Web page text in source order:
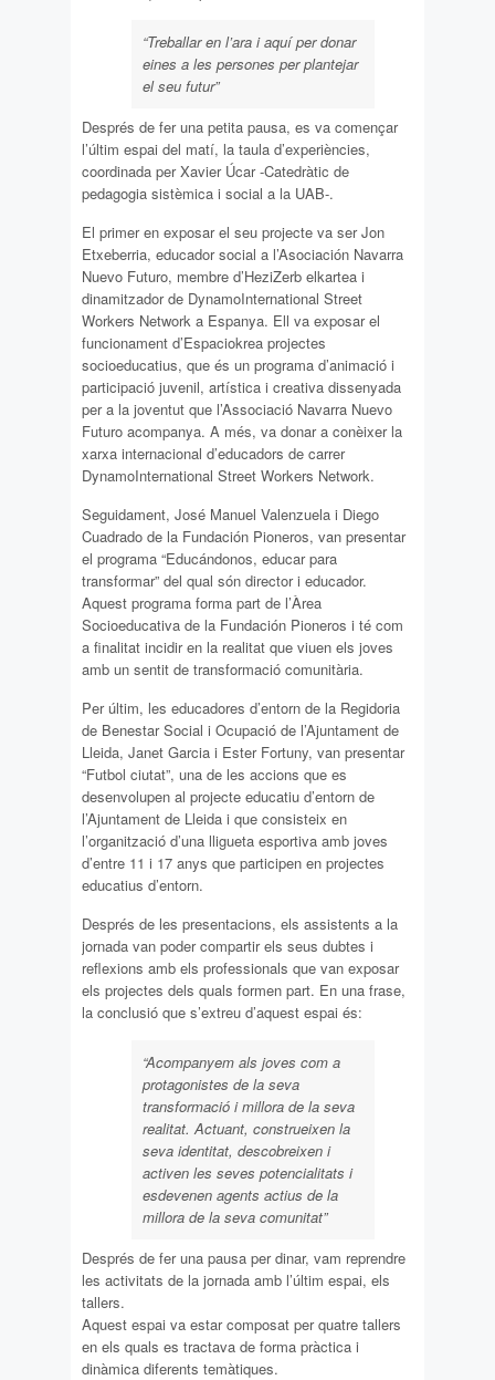
“Treballar en l’ara i aquí per donar
eines a les persones per plantejar
el seu futur”
Després de fer una petita pausa, es va començar
l’últim espai del matí, la taula d’experiències,
coordinada per Xavier Úcar -Catedràtic de
pedagogia sistèmica i social a la UAB-.
El primer en exposar el seu projecte va ser Jon
Etxeberria, educador social a l’Asociación Navarra
Nuevo Futuro, membre d’HeziZerb elkartea i
dinamitzador de DynamoInternational Street
Workers Network a Espanya. Ell va exposar el
funcionament d’Espaciokrea projectes
socioeducatius, que és un programa d’animació i
participació juvenil, artística i creativa dissenyada
per a la joventut que l’Associació Navarra Nuevo
Futuro acompanya. A més, va donar a conèixer la
xarxa internacional d’educadors de carrer
DynamoInternational Street Workers Network.
Seguidament, José Manuel Valenzuela i Diego
Cuadrado de la Fundación Pioneros, van presentar
el programa “Educándonos, educar para
transformar” del qual són director i educador.
Aquest programa forma part de l’Àrea
Socioeducativa de la Fundación Pioneros i té com
a finalitat incidir en la realitat que viuen els joves
amb un sentit de transformació comunitària.
Per últim, les educadores d’entorn de la Regidoria
de Benestar Social i Ocupació de l’Ajuntament de
Lleida, Janet Garcia i Ester Fortuny, van presentar
“Futbol ciutat”, una de les accions que es
desenvolupen al projecte educatiu d’entorn de
l’Ajuntament de Lleida i que consisteix en
l’organització d’una lligueta esportiva amb joves
d’entre 11 i 17 anys que participen en projectes
educatius d’entorn.
Després de les presentacions, els assistents a la
jornada van poder compartir els seus dubtes i
reflexions amb els professionals que van exposar
els projectes dels quals formen part. En una frase,
la conclusió que s’extreu d’aquest espai és:
“Acompanyem als joves com a
protagonistes de la seva
transformació i millora de la seva
realitat. Actuant, construeixen la
seva identitat, descobreixen i
activen les seves potencialitats i
esdevenen agents actius de la
millora de la seva comunitat”
Després de fer una pausa per dinar, vam reprendre
les activitats de la jornada amb l’últim espai, els
tallers.
Aquest espai va estar composat per quatre tallers
en els quals es tractava de forma pràctica i
dinàmica diferents temàtiques.